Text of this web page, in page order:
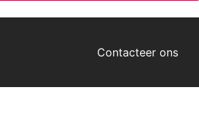
Contacteer ons